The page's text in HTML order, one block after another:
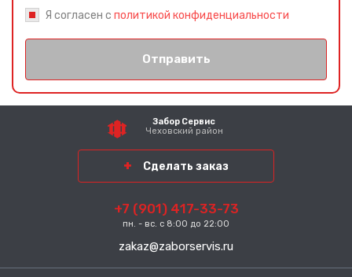
Я согласен с политикой конфиденциальности
Отправить
Забор Сервис
Чеховский район
Сделать заказ
+7 (901) 417-33-73
пн. - вс. с 8:00 до 22:00
zakaz@zaborservis.ru